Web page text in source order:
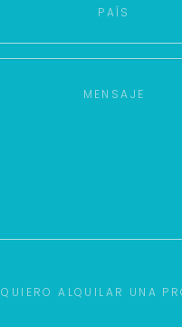
QUIERO ALQUILAR UNA